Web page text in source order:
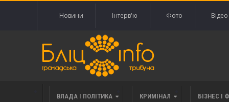
Новини Інтерв'ю Фото Відео
ВЛАДА І ПОЛІТИКА КРИМІНАЛ БІЗНЕС І